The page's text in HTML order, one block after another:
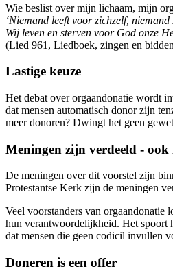
Wie beslist over mijn lichaam, mijn
‘Niemand leeft voor zichzelf,
Wij leven en sterven voor God onze
(Lied 961, Liedboek, zingen en
Lastige keuze
Het debat over orgaandonatie wordt
dat mensen automatisch donor zijn
meer donoren? Dwingt het geen
Meningen zijn verdeeld -
De meningen over dit voorstel zijn
Protestantse Kerk zijn de meningen
Veel voorstanders van
hun verantwoordelijkheid. Het spoort
dat mensen die geen codicil invullen
Doneren is een offer